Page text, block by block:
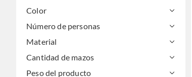
Color
Número de personas
Material
Cantidad de mazos
Peso del producto